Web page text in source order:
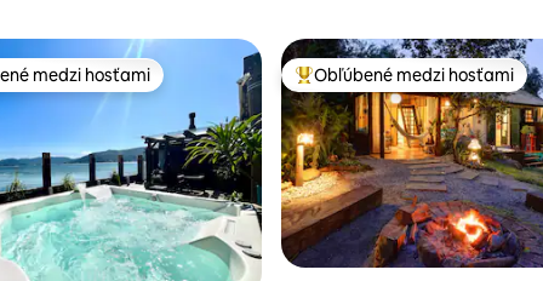
medzi hosťami
medzi hosťami Najobľúbenejšie medzi hosťami
Obľúbené medzi hosťami